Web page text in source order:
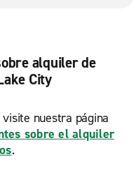
alquiler de
City
nuestra página
sobre el alquiler
.